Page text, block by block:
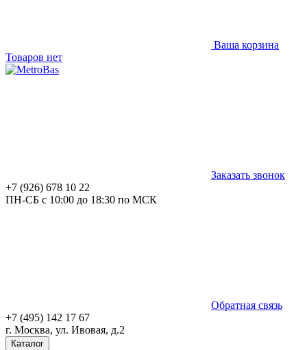
Ваша корзина
Товаров нет
Заказать звонок
+7 (926) 678 10 22
ПН-СБ с 10:00 до 18:30 по МСК
Обратная связь
+7 (495) 142 17 67
г. Москва, ул. Ивовая, д.2
Каталог